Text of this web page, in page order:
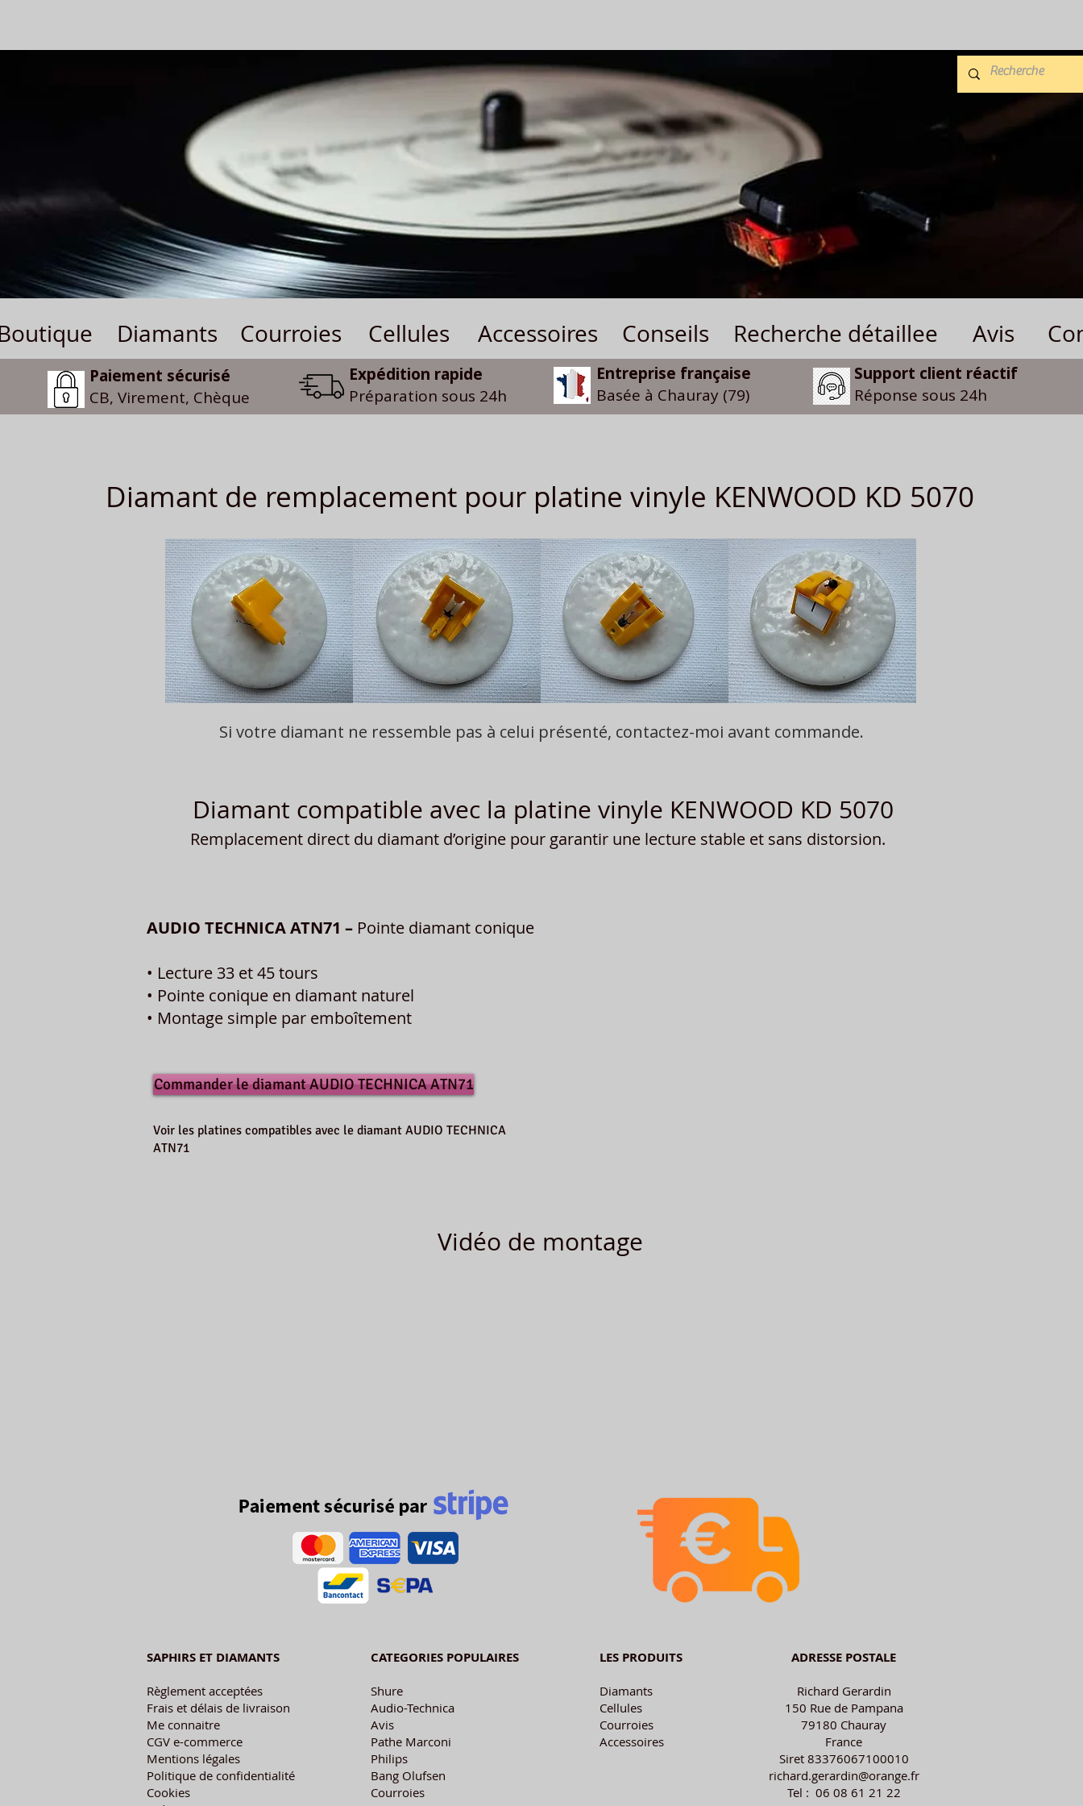
Diamants Courroies Cellules Accessoires Conseils Recherche détaillee Avis
Paiement sécurisé
CB, Virement, Chèque
Expédition rapide
Préparation sous 24h
Entreprise française
Basée à Chauray (79)
Support client réactif
Réponse sous 24h
Diamant de remplacement pour platine vinyle KENWOOD KD 5070
Si votre diamant ne ressemble pas à celui présenté, contactez-moi avant commande.
Diamant compatible avec la platine vinyle KENWOOD KD 5070
Remplacement direct du diamant d’origine pour garantir une lecture stable et sans distorsion.
AUDIO TECHNICA ATN71 – Pointe diamant conique
• Lecture 33 et 45 tours
• Pointe conique en diamant naturel
• Montage simple par emboîtement
Commander le diamant AUDIO TECHNICA ATN71
Voir les platines compatibles avec le diamant AUDIO TECHNICA
ATN71
Vidéo de montage
SAPHIRS ET DIAMANTS
Règlement acceptées
Frais et délais de livraison
Me connaitre
CGV e-commerce
Mentions légales
Politique de confidentialité
Cookies
CATEGORIES POPULAIRES
Shure
Audio-Technica
Avis
Pathe Marconi
Philips
Bang Olufsen
Courroies
ADRESSE POSTALE
Richard Gerardin
150 Rue de Pampana
79180 Chauray
France
Siret 83376067100010
richard.gerardin@orange.fr
Tel : 06 08 61 21 22
LES PRODUITS
Diamants
Cellules
Courroies
Accessoires